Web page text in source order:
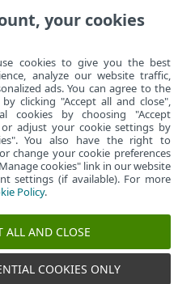
>Architecture>
de travail
ESET
your cookies
cookies to give you the best
analyze our website traffic,
ads. You can agree to the
clicking "Accept all and close",
cookies by choosing "Accept
adjust your cookie settings by
You also have the right to
change your cookie preferences
cookies" link in our website
settings (if available). For more
Policy.
ALL AND CLOSE
COOKIES ONLY